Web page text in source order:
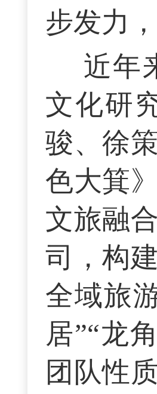
步发力
近年
文化研
骏、徐
色大箕
文旅融
司，构
全域旅
居”“龙
团队性